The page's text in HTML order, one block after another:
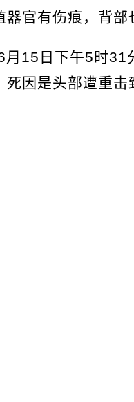
官有伤痕，背部
月15日下午5时31
因是头部遭重击